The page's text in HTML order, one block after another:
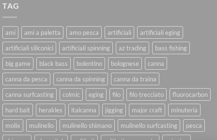
TAG
ami ami a paletta amo pesca artificiali
artificiali eging
artificiali siliconici
artificiali spinning az trading
bass fishing
big game
black bass bolentino bolognese
canna
canna da pesca
canna da spinning
canna da traina
canna surfcasting
colmic eging filo filo trecciato
fluorocarbon
hard bait
herakles italcanna jigging major craft
minuteria
molix
mulinello mulinello shimano mulinello surfcasting
pesca